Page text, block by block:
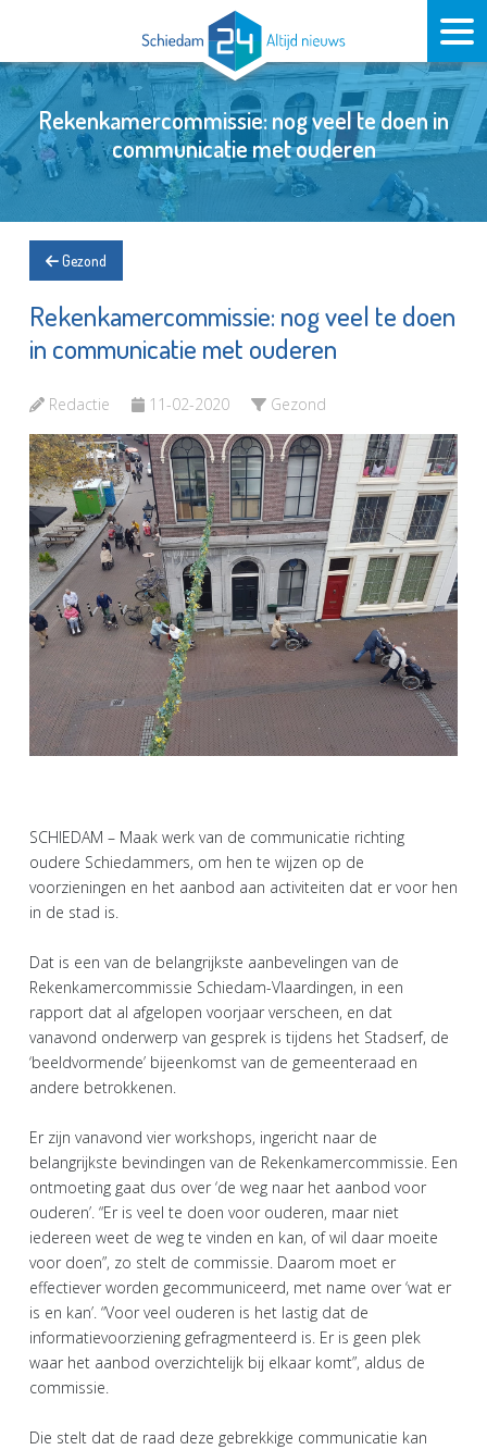
Rekenkamercommissie: nog veel te doen in
communicatie met ouderen
Gezond
Rekenkamercommissie: nog veel te doen
in communicatie met ouderen
Redactie 11-02-2020 Gezond
SCHIEDAM – Maak werk van de communicatie richting
oudere Schiedammers, om hen te wijzen op de
voorzieningen en het aanbod aan activiteiten dat er voor hen
in de stad is.
Dat is een van de belangrijkste aanbevelingen van de
Rekenkamercommissie Schiedam-Vlaardingen, in een
rapport dat al afgelopen voorjaar verscheen, en dat
vanavond onderwerp van gesprek is tijdens het Stadserf, de
‘beeldvormende’ bijeenkomst van de gemeenteraad en
andere betrokkenen.
Er zijn vanavond vier workshops, ingericht naar de
belangrijkste bevindingen van de Rekenkamercommissie. Een
ontmoeting gaat dus over ‘de weg naar het aanbod voor
ouderen’. “Er is veel te doen voor ouderen, maar niet
iedereen weet de weg te vinden en kan, of wil daar moeite
voor doen”, zo stelt de commissie. Daarom moet er
effectiever worden gecommuniceerd, met name over ‘wat er
is en kan’. “Voor veel ouderen is het lastig dat de
informatievoorziening gefragmenteerd is. Er is geen plek
waar het aanbod overzichtelijk bij elkaar komt”, aldus de
commissie.
Die stelt dat de raad deze gebrekkige communicatie kan